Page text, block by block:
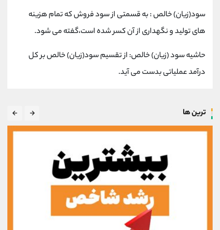
سود(زیان) خالص : به قسمتی از سود فروش که تمام هزینه
های تولید و نگهداری از آن کسر شده است،گفته می شود.
حاشیه سود (زیان) خالص: از تقسیم سود(زیان) خالص بر کل
درآمد عملیاتی بدست می آید.
ترین ها